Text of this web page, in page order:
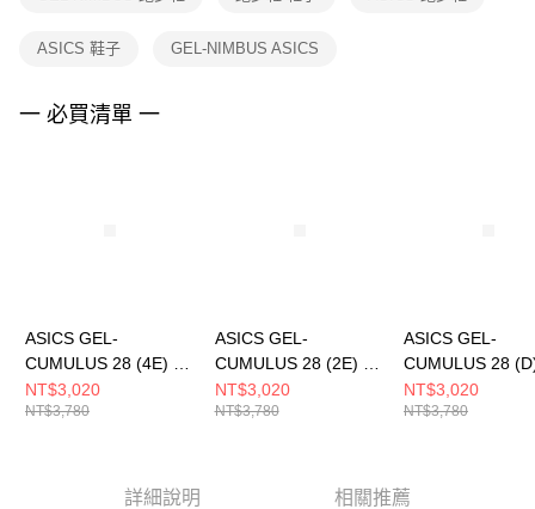
１．透過由恩沛科技股份有限公司提供之「AFTEE先享後付」服務完成之交
２．關於個人資料處理事宜，請瀏覽以下網址：
ASICS 鞋子 GEL-NIMBUS ASICS
一 必買清單 一
ASICS GEL-
CUMULUS 28 (4E) 男
跑步鞋 1011C146002
NT$3,020
NT$3,780
ASICS GEL-
CUMULUS 28 (2E) 男
跑步鞋 1011C147402
NT$3,020
NT$3,780
ASICS GEL-
CUMULUS 28
跑步鞋
NT$3,020
NT$3,780
詳細說明 相關推薦